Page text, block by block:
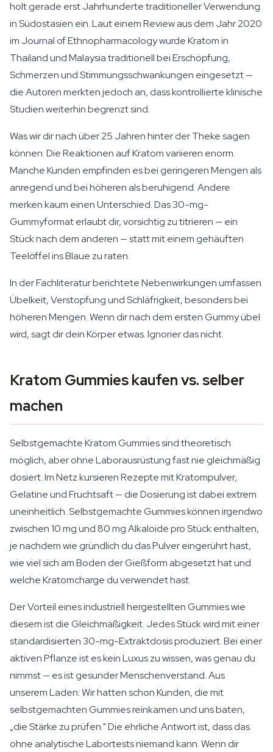
holt gerade erst Jahrhunderte traditioneller Verwendung
in Südostasien ein. Laut einem Review aus dem Jahr 2020
im Journal of Ethnopharmacology wurde Kratom in
Thailand und Malaysia traditionell bei Erschöpfung,
Schmerzen und Stimmungsschwankungen eingesetzt —
die Autoren merkten jedoch an, dass kontrollierte klinische
Studien weiterhin begrenzt sind.
Was wir dir nach über 25 Jahren hinter der Theke sagen
können: Die Reaktionen auf Kratom variieren enorm.
Manche Kunden empfinden es bei geringeren Mengen als
anregend und bei höheren als beruhigend. Andere
merken kaum einen Unterschied. Das 30-mg-
Gummyformat erlaubt dir, vorsichtig zu titrieren — ein
Stück nach dem anderen — statt mit einem gehäuften
Teelöffel ins Blaue zu raten.
In der Fachliteratur berichtete Nebenwirkungen umfassen
Übelkeit, Verstopfung und Schläfrigkeit, besonders bei
höheren Mengen. Wenn dir nach dem ersten Gummy übel
wird, sagt dir dein Körper etwas. Ignorier das nicht.
Kratom Gummies kaufen vs. selber
machen
Selbstgemachte Kratom Gummies sind theoretisch
möglich, aber ohne Laborausrüstung fast nie gleichmäßig
dosiert. Im Netz kursieren Rezepte mit Kratompulver,
Gelatine und Fruchtsaft — die Dosierung ist dabei extrem
uneinheitlich. Selbstgemachte Gummies können irgendwo
zwischen 10 mg und 80 mg Alkaloide pro Stück enthalten,
je nachdem wie gründlich du das Pulver eingerührt hast,
wie viel sich am Boden der Gießform abgesetzt hat und
welche Kratomcharge du verwendet hast.
Der Vorteil eines industriell hergestellten Gummies wie
diesem ist die Gleichmäßigkeit. Jedes Stück wird mit einer
standardisierten 30-mg-Extraktdosis produziert. Bei einer
aktiven Pflanze ist es kein Luxus zu wissen, was genau du
nimmst — es ist gesunder Menschenverstand. Aus
unserem Laden: Wir hatten schon Kunden, die mit
selbstgemachten Gummies reinkamen und uns baten,
„die Stärke zu prüfen." Die ehrliche Antwort ist, dass das
ohne analytische Labortests niemand kann. Wenn dir